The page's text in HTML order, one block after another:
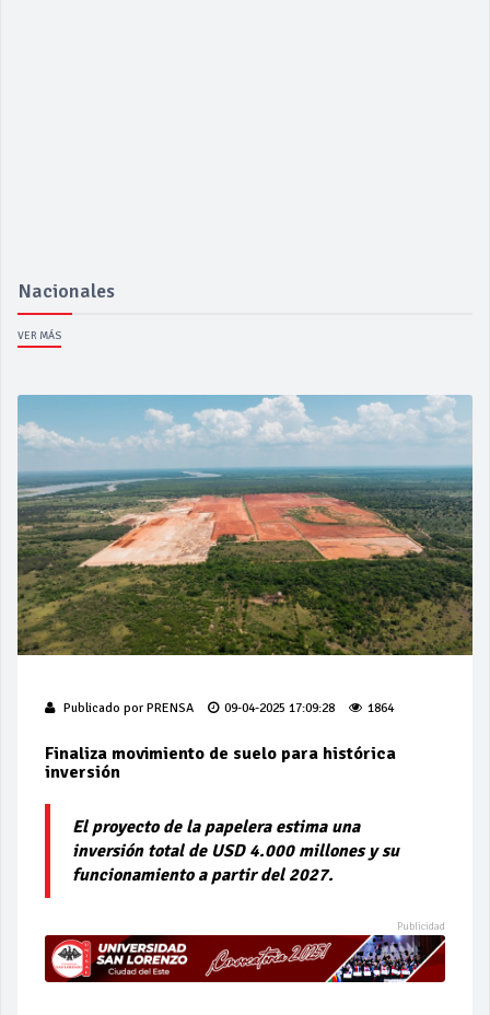
Nacionales
VER MÁS
Publicado por PRENSA 09-04-2025 17:09:28 1864
Finaliza movimiento de suelo para histórica
inversión
El proyecto de la papelera estima una
inversión total de USD 4.000 millones y su
funcionamiento a partir del 2027.